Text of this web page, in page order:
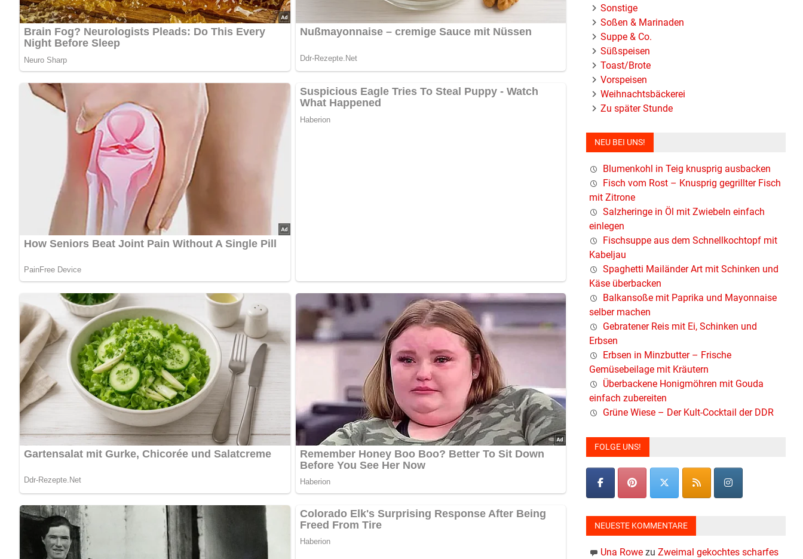
Sonstige
Soßen & Marinaden
Suppe & Co.
Süßspeisen
Toast/Brote
Vorspeisen
Weihnachtsbäckerei
Zu später Stunde
NEU BEI UNS!
Blumenkohl in Teig knusprig ausbacken
Fisch vom Rost – Knusprig gegrillter Fisch
mit Zitrone
Salzheringe in Öl mit Zwiebeln einfach
einlegen
Fischsuppe aus dem Schnellkochtopf mit
Kabeljau
Spaghetti Mailänder Art mit Schinken und
Käse überbacken
Balkansoße mit Paprika und Mayonnaise
selber machen
Gebratener Reis mit Ei, Schinken und
Erbsen
Erbsen in Minzbutter – Frische
Gemüsebeilage mit Kräutern
Überbackene Honigmöhren mit Gouda
einfach zubereiten
Grüne Wiese – Der Kult-Cocktail der DDR
FOLGE UNS!
NEUESTE KOMMENTARE
Una Rowezu Zweimal gekochtes scharfes